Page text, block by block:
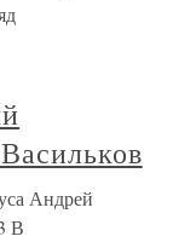
Андрей
В